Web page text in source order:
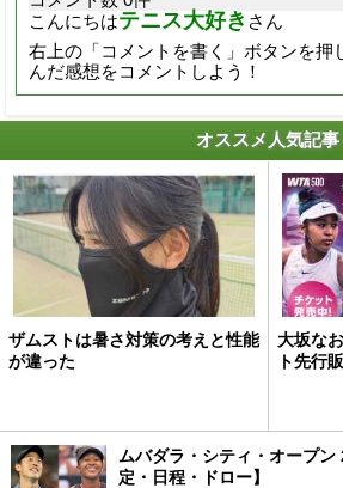
こんにちはテニス大好き さん
右上の「コメントを書く」ボタンを押
んだ感想をコメントしよう！
オススメ人気記事
ザムストは暑さ対策の考えと性能
が違った
大坂な
ト先行
ムバダラ・シティ・オープ
定・日程・ドロー】